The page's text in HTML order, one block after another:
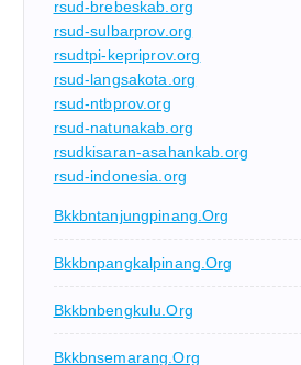
rsud-brebeskab.org
rsud-sulbarprov.org
rsudtpi-kepriprov.org
rsud-langsakota.org
rsud-ntbprov.org
rsud-natunakab.org
rsudkisaran-asahankab.org
rsud-indonesia.org
Bkkbntanjungpinang.org
Bkkbnpangkalpinang.org
Bkkbnbengkulu.org
Bkkbnsemarang.org